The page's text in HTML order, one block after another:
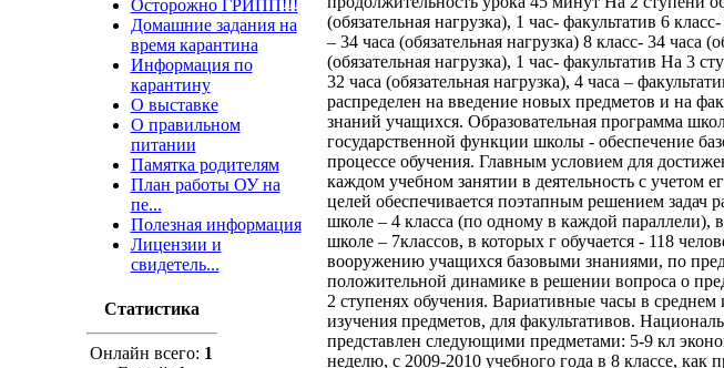
Осторожно ГРИПП!!!
Домашние задания на
время карантина
Информация по
карантину
О выставке
О правильном
питании
Памятка родителям
План работы ОУ на
пе...
Полезная информация
Лицензии и
свидетель...
Статистика
Онлайн всего: 1
(обязательная нагрузка), 1 час- факультатив 6
– 34 часа (обязательная нагрузка) 8 класс- 34 часа
(обязательная нагрузка), 1 час- факультатив На 3
32 часа (обязательная нагрузка), 4 часа –
распределен на введение новых предметов и на
знаний учащихся. Образовательная программа
государственной функции школы - обеспечение
процессе обучения. Главным условием для
каждом учебном занятии в деятельность с учетом
целей обеспечивается поэтапным решением
школе – 4 класса (по одному в каждой параллели),
школе – 7классов, в которых г обучается - 118
вооружению учащихся базовыми знаниями, по
положительной динамике в решении вопроса о
2 ступенях обучения. Вариативные часы в
изучения предметов, для факультативов.
представлен следующими предметами: 5-9 кл
неделю, с 2009-2010 учебного года в 8 классе, как